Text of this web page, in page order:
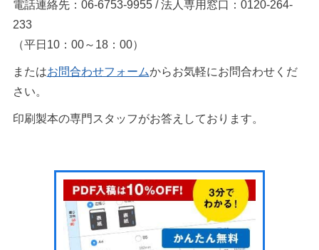
電話連絡先：06-6753-9955 / 法人専用窓口：0120-264-
233
（平日10：00～18：00）
またはお問合わせフォームからお気軽にお問合わせくだ
さい。
印刷製本の専門スタッフがお答えしております。